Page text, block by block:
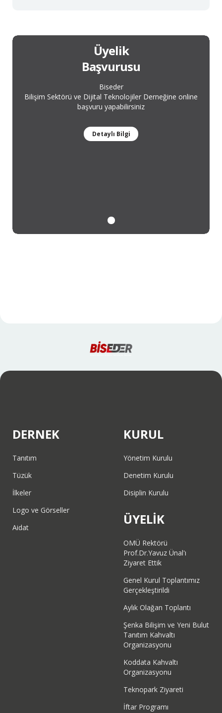
Üyelik
Başvurusu
Biseder
Bilişim Sektörü ve Dijital Teknolojiler Derneğine online
başvuru yapabilirsiniz
Detaylı Bilgi
DERNEK
Tanıtım
Tüzük
İlkeler
Logo ve Görseller
Aidat
KURUL
Yönetim Kurulu
Denetim Kurulu
Disiplin Kurulu
ÜYELİK
OMÜ Rektörü
Prof.Dr.Yavuz Ünal'ı
Ziyaret Ettik
Genel Kurul Toplantımız
Gerçekleştirildi
Aylık Olağan Toplantı
Şenka Bilişim ve Yeni Bulut
Tanıtım Kahvaltı
Organizasyonu
Koddata Kahvaltı
Organizasyonu
Teknopark Ziyareti
İftar Programı